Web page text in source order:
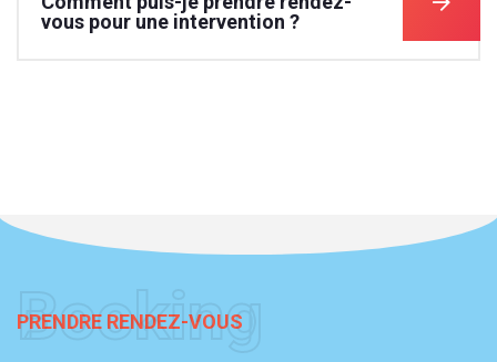
vous pour une intervention ?
Booking
PRENDRE RENDEZ-VOUS